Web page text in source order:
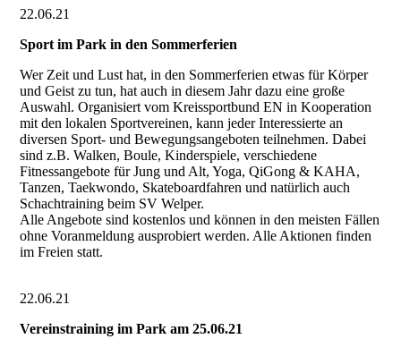
22.06.21
Sport im Park in den Sommerferien
Wer Zeit und Lust hat, in den Sommerferien etwas für Körper
und Geist zu tun, hat auch in diesem Jahr dazu eine große
Auswahl. Organisiert vom Kreissportbund EN in Kooperation
mit den lokalen Sportvereinen, kann jeder Interessierte an
diversen Sport- und Bewegungsangeboten teilnehmen. Dabei
sind z.B. Walken, Boule, Kinderspiele, verschiedene
Fitnessangebote für Jung und Alt, Yoga, QiGong & KAHA,
Tanzen, Taekwondo, Skateboardfahren und natürlich auch
Schachtraining beim SV Welper.
Alle Angebote sind kostenlos und können in den meisten Fällen
ohne Voranmeldung ausprobiert werden. Alle Aktionen finden
im Freien statt.
22.06.21
Vereinstraining im Park am 25.06.21